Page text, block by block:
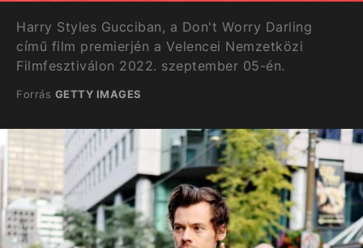
Harry Styles Gucciban, a Don't Worry Darling
című film premierjén a Velencei Nemzetközi
Filmfesztiválon 2022. szeptember 05-én.
Forrás GETTY IMAGES